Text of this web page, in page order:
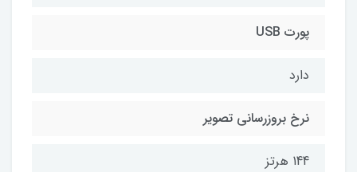
پورت USB
دارد
نرخ بروزرسانی تصویر
144 هرتز